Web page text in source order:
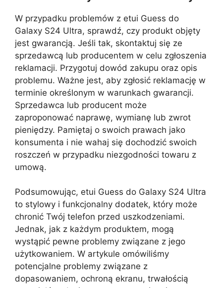
W przypadku problemów z etui Guess do
Galaxy S24 Ultra, sprawdź, czy produkt objęty
jest gwarancją. Jeśli tak, skontaktuj się ze
sprzedawcą lub producentem w celu zgłoszenia
reklamacji. Przygotuj dowód zakupu oraz opis
problemu. Ważne jest, aby zgłosić reklamację w
terminie określonym w warunkach gwarancji.
Sprzedawca lub producent może
zaproponować naprawę, wymianę lub zwrot
pieniędzy. Pamiętaj o swoich prawach jako
konsumenta i nie wahaj się dochodzić swoich
roszczeń w przypadku niezgodności towaru z
umową.
Podsumowując, etui Guess do Galaxy S24 Ultra
to stylowy i funkcjonalny dodatek, który może
chronić Twój telefon przed uszkodzeniami.
Jednak, jak z każdym produktem, mogą
wystąpić pewne problemy związane z jego
użytkowaniem. W artykule omówiliśmy
potencjalne problemy związane z
dopasowaniem, ochroną ekranu, trwałością